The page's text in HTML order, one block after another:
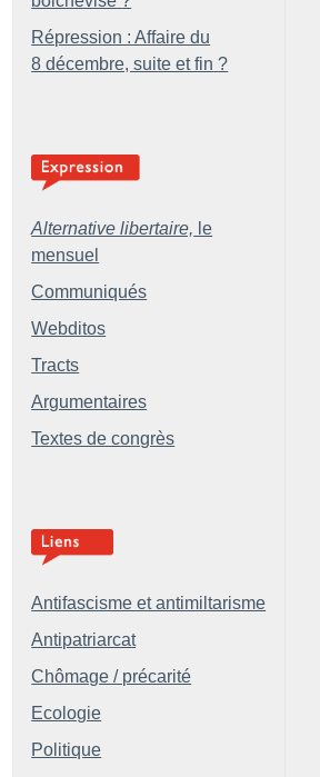
Répression : Affaire du
8 décembre, suite et fin ?
Alternative libertaire, le
mensuel
Communiqués
Webditos
Tracts
Argumentaires
Textes de congrès
Antifascisme et antimiltarisme
Antipatriarcat
Chômage / précarité
Ecologie
Politique